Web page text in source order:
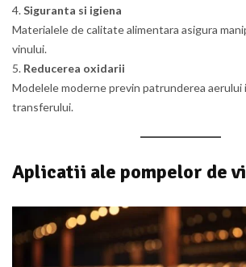
Siguranta si igiena
Materialele de calitate alimentara asigura
vinului.
Reducerea oxidarii
Modelele moderne previn patrunderea aerului
transferului.
Aplicatii ale pompelor de